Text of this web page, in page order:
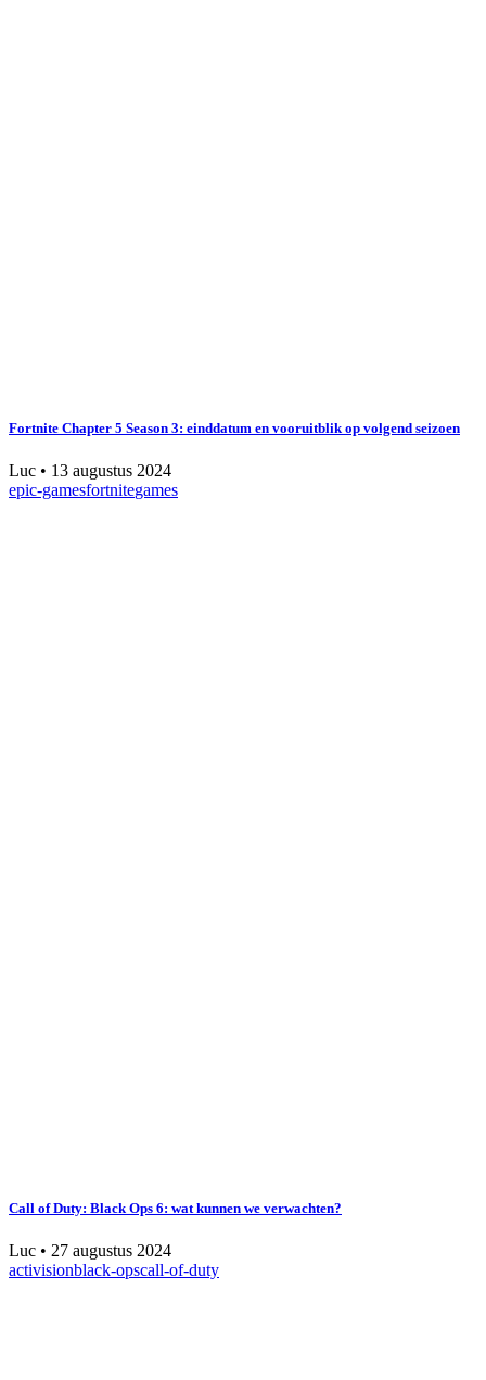
Fortnite Chapter 5 Season 3: einddatum en vooruitblik op volgend seizoen
Luc • 13 augustus 2024
epic-gamesfortnitegames
Call of Duty: Black Ops 6: wat kunnen we verwachten?
Luc • 27 augustus 2024
activisionblack-opscall-of-duty